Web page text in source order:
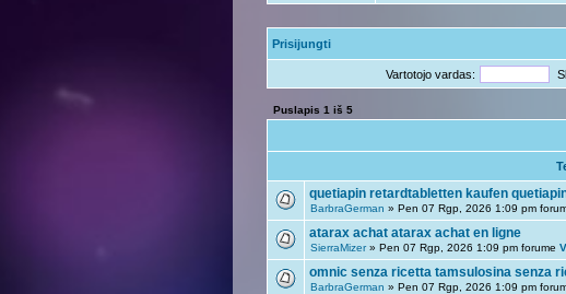
Prisijungti
Vartotojo vardas:
Puslapis 1 iš 5
quetiapin retardtabletten kaufen
BarbraGerman » Pen 07 Rgp, 2026 1:09 pm
atarax achat atarax achat en ligne
SierraMizer» Pen 07 Rgp, 2026 1:09 pm forume
omnic senza ricetta tamsulosina senza
BarbraGerman » Pen 07 Rgp, 2026 1:09 pm